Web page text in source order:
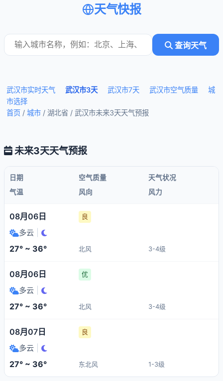
天气快报
查询天气
武汉市实时天气 武汉市3天 武汉市7天 武汉市空气质量
城
市选择
首页 / 城市 / 湖北省 / 武汉市未来3天天气预报
未来3天天气预报
日期 空气质量
天气状况
气温
风向 风力
08月06日 良
多云
27° ~ 36° 北风 3-4级
08月06日 优
多云
27° ~ 36° 北风 3-4级
08月07日 良
多云
27° ~ 36° 东北风 1-3级